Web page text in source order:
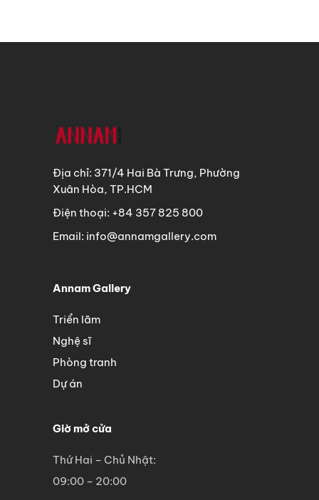
Địa chỉ: 371/4 Hai Bà Trưng, Phường
Xuân Hòa, TP.HCM
Điện thoại: +84 357 825 800
Email: info@annamgallery.com
Annam Gallery
Triển lãm
Nghệ sĩ
Phòng tranh
Dự án
Giờ mở cửa
Thứ Hai – Chủ Nhật:
09:00 – 20:00